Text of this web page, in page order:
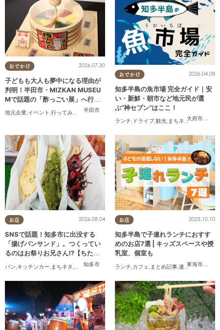
おでかけ
半田市
2026.07.30
子どもも大人も夢中になる理由が
判明！半田市・MIZKAN MUSEU
Mで話題の「酢っごい展」へ行っ
てみた｜7/25(土)～8/30(日)／ち
たまる広告
地元企業,イベント ,行ってみたレポ ,ちたまる広告 親子, 家族 友人
おでかけ
大府市半田
2026.04.08
知多半島の魚市場 完全ガイド｜安
い・新鮮・朝市など地元民が選
ぶ“神セブン”はここ！
ランチ, ドライブ,観光, まちネタ ,連載 家族
お店
知多市
2026.08.04
SNSで話題！知多市に出没する
「揚げパンサンド」。つくってい
るのはお祭りお兄さん!?【ちたま
パン,キッチンカー, まちネタ ,ちたまる調査隊 行ってみたレポ
お店
東海市大府
2025.10.10
知多半島で子連れランチにおすす
めのお店7選 | キッズスペースや授
乳室、個室も
ランチ,カフェ, まとめ記事,連載 ,親子 個室